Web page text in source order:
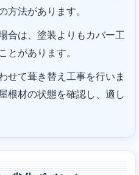
方法があります。
合は、塗装よりもカバー工
とがあります。
せて葺き替え工事を行いま
根材の状態を確認し、適し